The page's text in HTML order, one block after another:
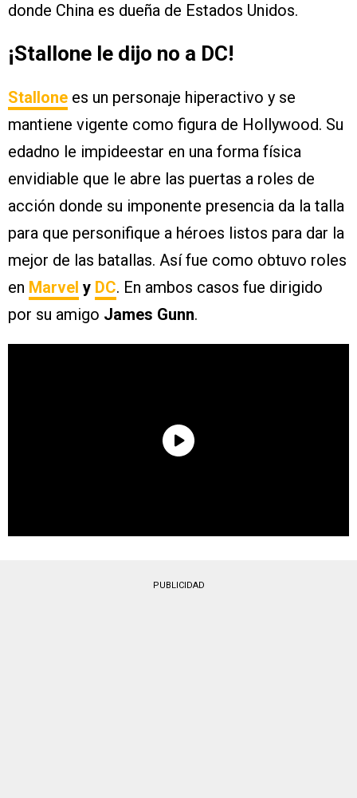
donde China es dueña de Estados Unidos.
¡Stallone le dijo no a DC!
Stallone es un personaje hiperactivo y se
mantiene vigente como figura de Hollywood. Su
edadno le impideestar en una forma física
envidiable que le abre las puertas a roles de
acción donde su imponente presencia da la talla
para que personifique a héroes listos para dar la
mejor de las batallas. Así fue como obtuvo roles
en Marvel y DC. En ambos casos fue dirigido
por su amigo James Gunn.
PUBLICIDAD